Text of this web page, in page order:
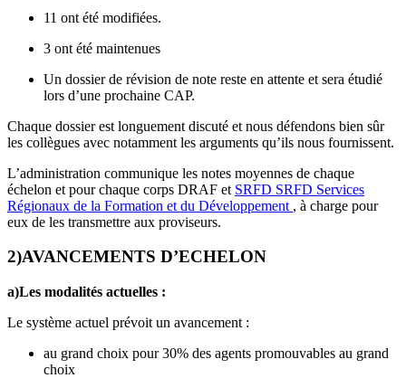
11 ont été modifiées.
3 ont été maintenues
Un dossier de révision de note reste en attente et sera étudié
lors d’une prochaine CAP.
Chaque dossier est longuement discuté et nous défendons bien sûr
les collègues avec notamment les arguments qu’ils nous fournissent.
L’administration communique les notes moyennes de chaque
échelon et pour chaque corps DRAF et SRFD SRFD Services
Régionaux de la Formation et du Développement , à charge pour
eux de les transmettre aux proviseurs.
2)AVANCEMENTS D’ECHELON
a)Les modalités actuelles :
Le système actuel prévoit un avancement :
au grand choix pour 30% des agents promouvables au grand
choix